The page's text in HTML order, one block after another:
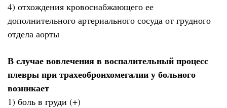
4) отхождения кровоснабжающего ее
дополнительного артериального сосуда от грудного
отдела аорты
В случае вовлечения в воспалительный процесс
плевры при трахеобронхомегалии у больного
возникает
1) боль в груди (+)